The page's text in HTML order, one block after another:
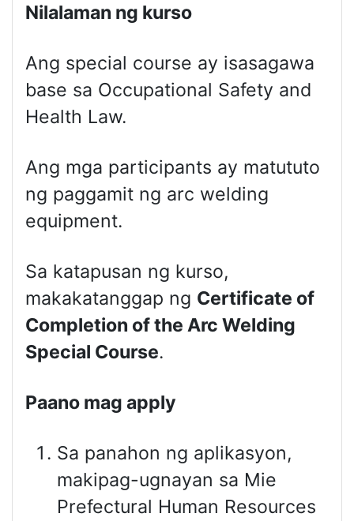
Nilalaman ng kurso
Ang special course ay isasagawa
base sa Occupational Safety and
Health Law.
Ang mga participants ay matututo
ng paggamit ng arc welding
equipment.
Sa katapusan ng kurso,
makakatanggap ng Certificate of
Completion of the Arc Welding
Special Course.
Paano mag apply
Sa panahon ng aplikasyon,
makipag-ugnayan sa Mie
Prefectural Human Resources